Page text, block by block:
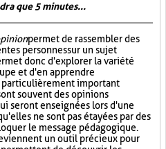
que 5 minutes...
permet de rassembler des
personnes sur un sujet
donc d'explorer la variété
et d'en apprendre
particulièrement important
souvent des opinions
seront enseignées lors d'une
ne sont pas étayées par des
le message pédagogique.
un outil précieux pour